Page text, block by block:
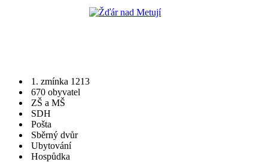
1. zmínka 1213
670 obyvatel
ZŠ a MŠ
SDH
Pošta
Sběrný dvůr
Ubytování
Hospůdka